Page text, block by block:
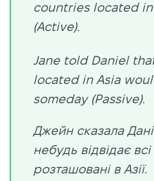
countries located in
(Active).
Jane told Daniel
located in Asia
someday (Passive).
Джейн сказала
небудь відвідає
розташовані в Азії.